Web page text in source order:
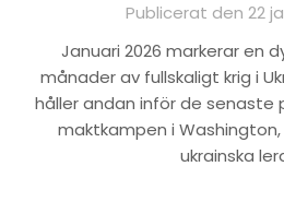
Publicerat den 22
Januari 2026 markerar en
månader av fullskaligt krig i
håller andan inför de senaste
maktkampen i
ukrainska